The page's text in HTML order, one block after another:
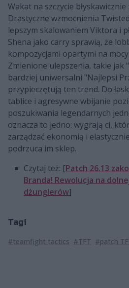
Wakat na szczycie
Drastyczne wzmocnienia
lepszym skalowaniem Viktora i
Shena jako carry sprawią, że
kompozycjami opartymi na
Zmienione ulepszenia, takie jak
bardziej uniwersalni "Najlepsi
przypieczętują ten trend. Do
tablice i agresywne wbijanie
poszukiwania legendarnych
oznacza to jedno: wygrają ci,
zarządzać ekonomią i
podrzuca im sklep.
Czytaj też: [Patch 26.13
Branda! Rewolucja na
dżunglerów]
Tagi
#teamfight tactics #TFT #patch